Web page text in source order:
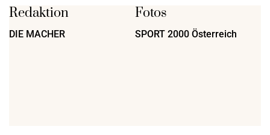
Redaktion
DIE MACHER
Fotos
SPORT 2000 Österreich